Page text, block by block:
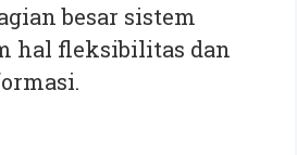
besar sistem
hal fleksibilitas dan